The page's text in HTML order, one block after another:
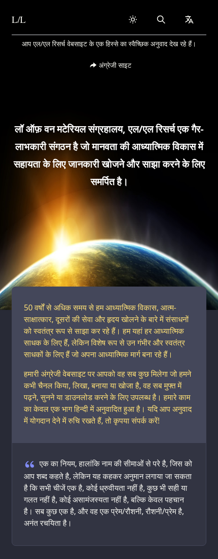
Skip to content
L/L Search
आप एल/एल रिसर्च वेबसाइट के एक हिस्से का स्वैच्छिक अनुवाद देख रहे हैं।
अंग्रेजी साइट
लॉ ऑफ़ वन मटेरियल संग्रहालय, एल/एल रिसर्च एक गैर-
लाभकारी संगठन है जो मानवता की आध्यात्मिक विकास में
सहायता के लिए जानकारी खोजने और साझा करने के लिए
समर्पित है।
50 वर्षों से अधिक समय से हम आध्यात्मिक विकास, आत्म-
साक्षात्कार, दूसरों की सेवा और हृदय खोलने के बारे में संसाधनों
को स्वतंत्र रूप से साझा कर रहे हैं। हम यहां हर आध्यात्मिक
साधक के लिए हैं, लेकिन विशेष रूप से उन गंभीर और स्वतंत्र
साधकों के लिए हैं जो अपना आध्यात्मिक मार्ग बना रहे हैं।
हमारी अंग्रेजी वेबसाइट पर आपको वह सब कुछ मिलेगा जो हमने
कभी चैनल किया, लिखा, बनाया या खोजा है, वह सब मुफ्त में
पढ़ने, सुनने या डाउनलोड करने के लिए उपलब्ध है। हमारे काम
का केवल एक भाग हिन्दी में अनुवादित हुआ है। यदि आप अनुवाद
में योगदान देने में रुचि रखते हैं, तो कृपया संपर्क करें!
Welcoming Quote
एक का नियम, हालांकि नाम की सीमाओं से परे है, जिस को
आप शब्द कहते है, लेकिन यह कहकर अनुमान लगाया जा सकता
है कि सभी चीजें एक है, कोई ध्रुवीयता नहीं है, कुछ भी सही या
गलत नहीं है, कोई असामंजस्यता नहीं है, बल्कि केवल पहचान
है। सब कुछ एक है, और वह एक प्रेम/रौशनी, रौशनी/प्रेम है,
अनंत रचयिता है।